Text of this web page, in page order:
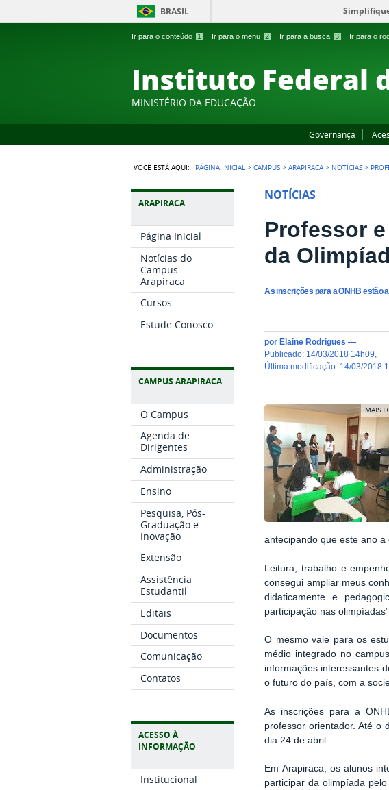
Ir para o conteúdo 1 Ir para o menu 2 Ir para a busca 3 Ir para o
BRASIL
Instituto Federal
MINISTÉRIO DA EDUCAÇÃO
Governança
VOCÊ ESTÁ AQUI: PÁGINA INICIAL >CAMPUS >ARAPIRACA > NOTÍCIAS >
ARAPIRACA
Página Inicial
Notícias do
Campus
Arapiraca
Cursos
Estude Conosco
CAMPUS ARAPIRACA
O Campus
Agenda de
Dirigentes
Administração
Ensino
Pesquisa, Pós-
Graduação e
Inovação
Extensão
Assistência
Estudantil
Editais
Documentos
Comunicação
Contatos
ACESSO À
INFORMAÇÃO
Institucional
NOTÍCIAS
Professor
da
As inscrições para a ONHB estão
por Elaine Rodrigues —
publicado: 14/03/2018 14h09
última modificação: 14/03/2018
antecipando que este ano
Leitura, trabalho e
consegui ampliar meus
didaticamente e
participação nas
O mesmo vale para os
médio integrado no
informações interessantes
o futuro do país, com a
As inscrições para a
professor orientador. Até o
dia 24 de abril.
Em Arapiraca, os alunos
participar da olimpíada